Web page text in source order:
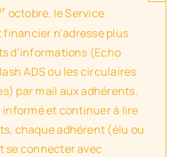
octobre, le Service
n’adresse plus
d’informations (Echo
ADS ou les circulaires
par mail aux adhérents.
informé et continuer à lire
chaque adhérent (élu ou
se connecter avec